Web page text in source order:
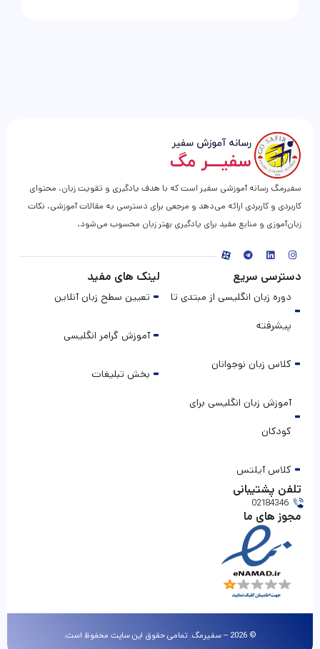
سفیرمگ رسانه آموزشی سفیر است که با هدف یادگیری و تقویت زبان، محتوای
کاربردی و کاربردی ارائه می‌دهد و مرجعی برای دسترسی به مقالات آموزشی، نکات
زبان‌آموزی و منابع مفید برای یادگیری بهتر زبان محسوب می‌شود.
دسترسی سریع
دوره زبان انگلیسی از مبتدی تا
پیشرفته
کلاس زبان نوجوانان
آموزش زبان انگلیسی برای
کودکان
کلاس آیلتس
لینک های مفید
تعیین سطح زبان آنلاین
آموزش گرامر انگلیسی
بخش تبلیغات
تلفن پشتیبانی
02184346
مجوز های ما
© 2026 – سفیرمگ. تمامی حقوق این سایت محفوظ است.